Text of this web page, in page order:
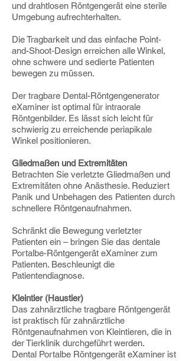
und drahtlosen Röntgengerät eine sterile
Umgebung aufrechterhalten.
Die Tragbarkeit und das einfache Point-
and-Shoot-Design erreichen alle Winkel,
ohne schwere und sedierte Patienten
bewegen zu müssen.
Der tragbare Dental-Röntgengenerator
eXaminer ist optimal für intraorale
Röntgenbilder. Es lässt sich leicht für
schwierig zu erreichende periapikale
Winkel positionieren.
Gliedmaßen und Extremitäten
Betrachten Sie verletzte Gliedmaßen und
Extremitäten ohne Anästhesie. Reduziert
Panik und Unbehagen des Patienten durch
schnellere Röntgenaufnahmen.
Schränkt die Bewegung verletzter
Patienten ein – bringen Sie das dentale
Portalbe-Röntgengerät eXaminer zum
Patienten. Beschleunigt die
Patientendiagnose.
Kleintier (Haustier)
Das zahnärztliche tragbare Röntgengerät
ist praktisch für zahnärztliche
Röntgenaufnahmen von Kleintieren, die in
der Tierklinik durchgeführt werden.
Dental Portalbe Röntgengerät eXaminer ist